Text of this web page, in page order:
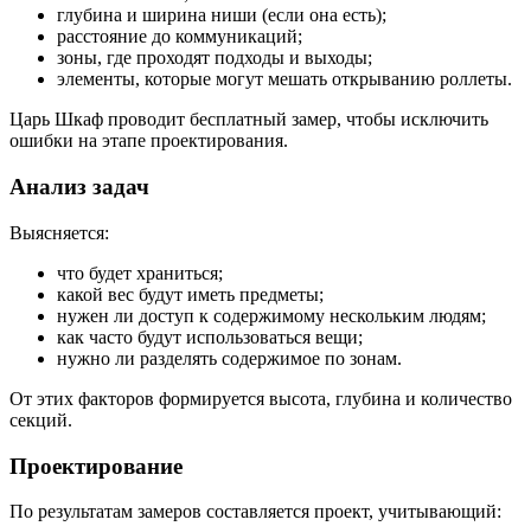
глубина и ширина ниши (если она есть);
расстояние до коммуникаций;
зоны, где проходят подходы и выходы;
элементы, которые могут мешать открыванию роллеты.
Царь Шкаф проводит бесплатный замер, чтобы исключить
ошибки на этапе проектирования.
Анализ задач
Выясняется:
что будет храниться;
какой вес будут иметь предметы;
нужен ли доступ к содержимому нескольким людям;
как часто будут использоваться вещи;
нужно ли разделять содержимое по зонам.
От этих факторов формируется высота, глубина и количество
секций.
Проектирование
По результатам замеров составляется проект, учитывающий: